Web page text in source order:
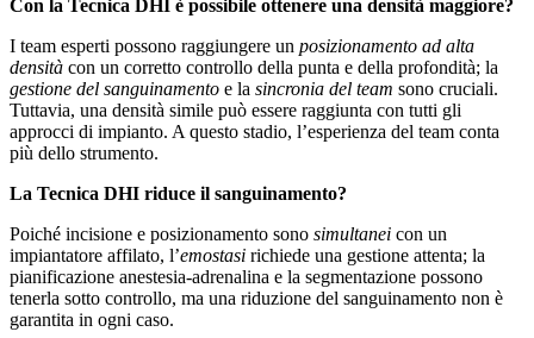
Con la Tecnica DHI è possibile ottenere una densità maggiore?
I team esperti possono raggiungere un posizionamento ad alta
densità con un corretto controllo della punta e della profondità; la
gestione del sanguinamento e la sincronia del team sono cruciali.
Tuttavia, una densità simile può essere raggiunta con tutti gli
approcci di impianto. A questo stadio, l’esperienza del team conta
più dello strumento.
La Tecnica DHI riduce il sanguinamento?
Poiché incisione e posizionamento sono simultanei con un
impiantatore affilato, l’emostasi richiede una gestione attenta; la
pianificazione anestesia-adrenalina e la segmentazione possono
tenerla sotto controllo, ma una riduzione del sanguinamento non è
garantita in ogni caso.